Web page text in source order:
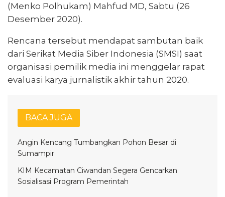
(Menko Polhukam) Mahfud MD, Sabtu (26
Desember 2020).
Rencana tersebut mendapat sambutan baik
dari Serikat Media Siber Indonesia (SMSI) saat
organisasi pemilik media ini menggelar rapat
evaluasi karya jurnalistik akhir tahun 2020.
BACA JUGA
Angin Kencang Tumbangkan Pohon Besar di
Sumampir
KIM Kecamatan Ciwandan Segera Gencarkan
Sosialisasi Program Pemerintah